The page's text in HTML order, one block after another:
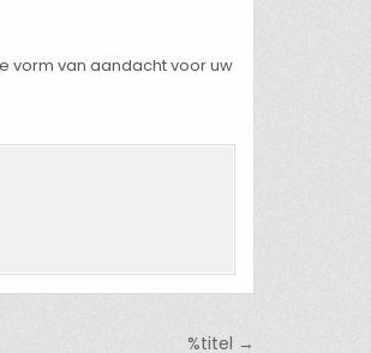
vorm van aandacht voor uw
%titel →